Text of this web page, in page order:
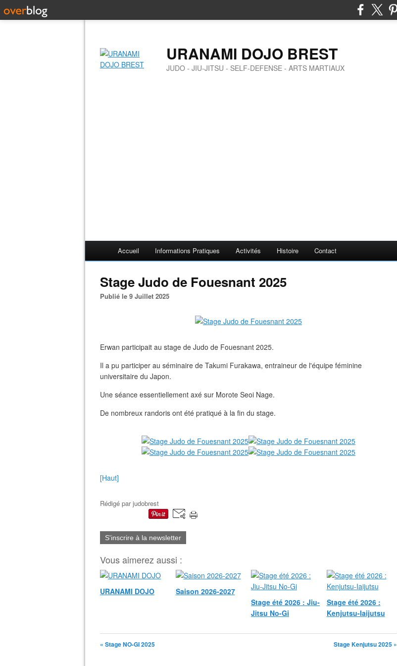
URANAMI DOJO BREST
JUDO - JIU-JITSU - SELF-DEFENSE - ARTS MARTIAUX
Accueil Informations Pratiques Activités Histoire Contact
Stage Judo de Fouesnant 2025
Publié le 9 Juillet 2025
Erwan participait au stage de Judo de Fouesnant 2025.
Il a pu participer au séminaire de Takumi Furakawa, entraineur de l'équipe féminine
universitaire du Japon.
Une séance essentiellement axé sur Morote Seoi Nage.
De nombreux randoris ont été pratiqué à la fin du stage.
[Haut]
Rédigé parjudobrest
S'inscrire à la newsletter
Vous aimerez aussi :
URANAMI DOJO
Saison 2026-2027
Stage été 2026 : Jiu-
Jitsu No-Gi
Stage été 2026 :
Kenjutsu-Iaijutsu
« Stage NO-GI 2025 Stage Kenjutsu 2025 »